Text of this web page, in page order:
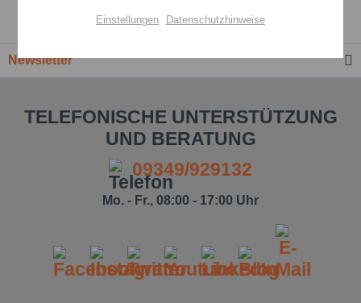
Premium-Händler
Newsletter
TELEFONISCHE UNTERSTÜTZUNG
UND BERATUNG
09349/929132
Mo. - Fr., 08:00 - 17:00 Uhr
Einstellungen Datenschutzhinweise